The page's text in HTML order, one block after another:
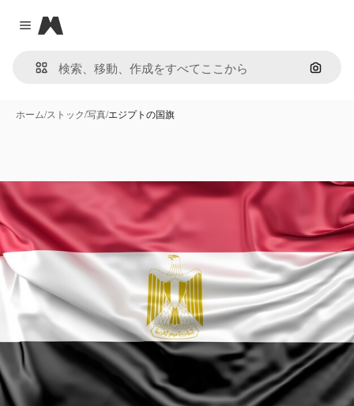
Close menu
Magnific
画像で
ホーム/ストック/写真/エジプトの国旗